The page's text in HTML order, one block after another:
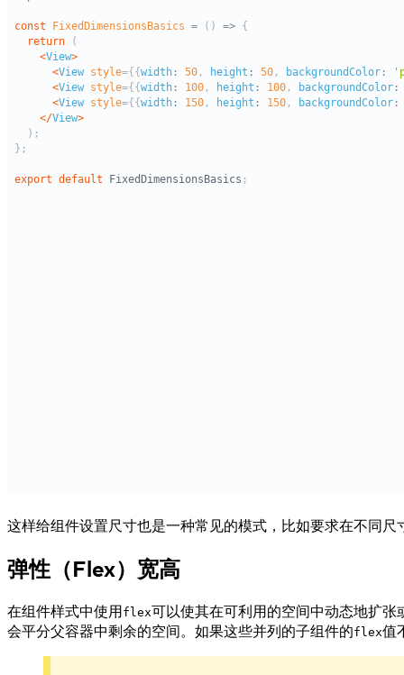
这样给组件设置尺寸也是一种常见的模式，比如要求在不同
弹性（Flex）宽高
在组件样式中使用flex可以使其在可利用的空间中动态地扩
会平分父容器中剩余的空间。如果这些并列的子组件的flex值